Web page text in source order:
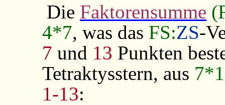
Die Faktorensumme
4*7, was das FS:ZS-
7 und 13 Punkten
Tetraktysstern, aus
1-13: